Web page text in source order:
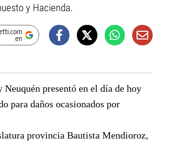
y Hacienda.
en
presentó en el día de hoy
para daños ocasionados por
provincia Bautista Mendioroz,